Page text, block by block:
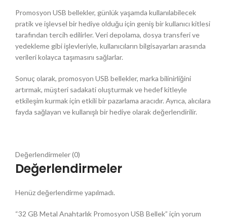
Promosyon USB bellekler, günlük yaşamda kullanılabilecek
pratik ve işlevsel bir hediye olduğu için geniş bir kullanıcı kitlesi
tarafından tercih edilirler. Veri depolama, dosya transferi ve
yedekleme gibi işlevleriyle, kullanıcıların bilgisayarları arasında
verileri kolayca taşımasını sağlarlar.
Sonuç olarak, promosyon USB bellekler, marka bilinirliğini
artırmak, müşteri sadakati oluşturmak ve hedef kitleyle
etkileşim kurmak için etkili bir pazarlama aracıdır. Ayrıca, alıcılara
fayda sağlayan ve kullanışlı bir hediye olarak değerlendirilir.
Değerlendirmeler (0)
Değerlendirmeler
Henüz değerlendirme yapılmadı.
“32 GB Metal Anahtarlık Promosyon USB Bellek” için yorum